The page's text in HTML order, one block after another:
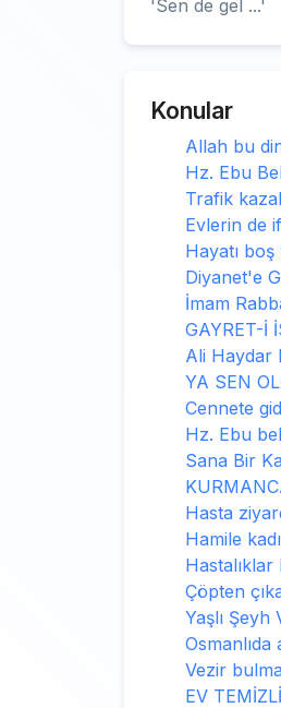
'Sen de gel ...'
Konular
Allah bu
Hz. Ebu
Trafik
Evlerin de
Hayatı
Diyanet'e
İmam
GAYRET-İ
Ali Haydar
YA SEN
Cennete
Hz. Ebu
Sana Bir
Hasta
Hamile
Çöpten
Yaşlı Şeyh
Vezir
EV